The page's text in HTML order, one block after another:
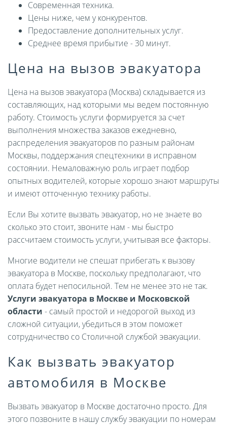
Современная техника.
Цены ниже, чем у конкурентов.
Предоставление дополнительных услуг.
Среднее время прибытие - 30 минут.
Цена на вызов эвакуатора
Цена на вызов эвакуатора (Москва) складывается из
составляющих, над которыми мы ведем постоянную
работу. Стоимость услуги формируется за счет
выполнения множества заказов ежедневно,
распределения эвакуаторов по разным районам
Москвы, поддержания спецтехники в исправном
состоянии. Немаловажную роль играет подбор
опытных водителей, которые хорошо знают маршруты
и имеют отточенную технику работы.
Если Вы хотите вызвать эвакуатор, но не знаете во
сколько это стоит, звоните нам - мы быстро
рассчитаем стоимость услуги, учитывая все факторы.
Многие водители не спешат прибегать к вызову
эвакуатора в Москве, поскольку предполагают, что
оплата будет непосильной. Тем не менее это не так.
Услуги эвакуатора в Москве и Московской
области - самый простой и недорогой выход из
сложной ситуации, убедиться в этом поможет
сотрудничество со Столичной службой эвакуации.
Как вызвать эвакуатор
автомобиля в Москве
Вызвать эвакуатор в Москве достаточно просто. Для
этого позвоните в нашу службу эвакуации по номерам